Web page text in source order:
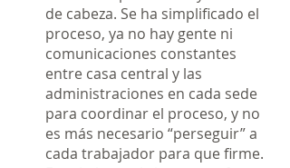
de cabeza. Se ha simplificado el
proceso, ya no hay gente ni
comunicaciones constantes
entre casa central y las
administraciones en cada sede
para coordinar el proceso, y no
es más necesario “perseguir” a
cada trabajador para que firme.